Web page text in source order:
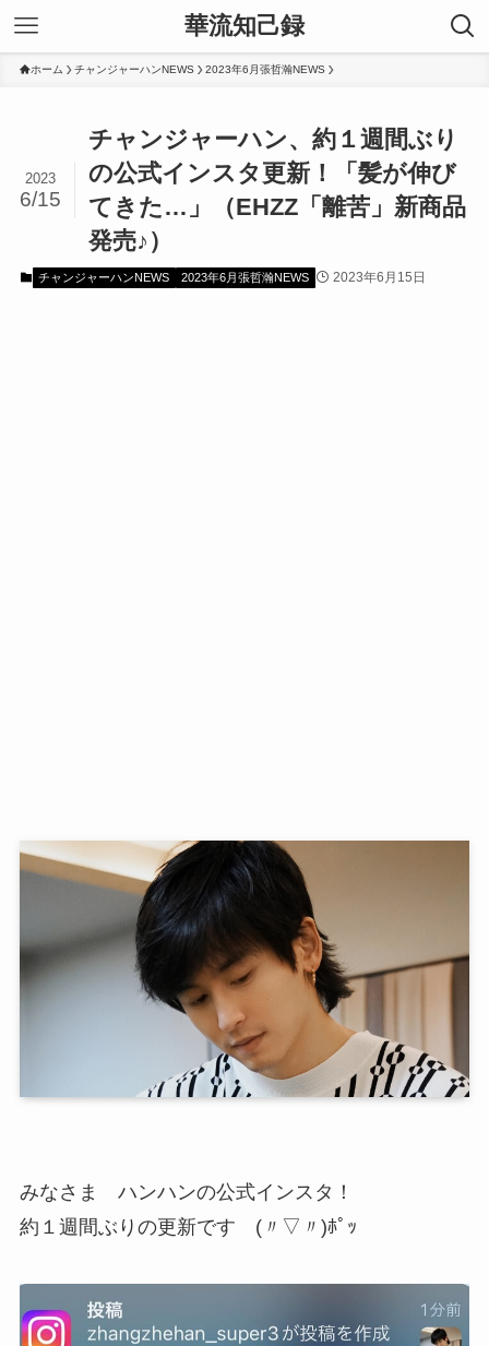
華流知己録
ホーム チャンジャーハンNEWS 2023年6月張哲瀚NEWS
チャンジャーハン、約１週間ぶり
の公式インスタ更新！「髪が伸び
てきた…」（EHZZ「離苦」新商品
発売♪）
2023
6/15
チャンジャーハンNEWS 2023年6月張哲瀚NEWS 2023年6月15日
みなさま ハンハンの公式インスタ！
約１週間ぶりの更新です (〃▽〃)ﾎﾟｯ